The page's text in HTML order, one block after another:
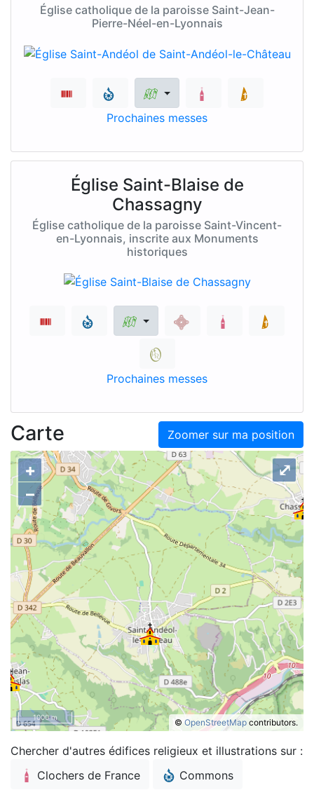
Église catholique de la paroisse Saint-Jean-
Pierre-Néel-en-Lyonnais
Prochaines messes
Église Saint-Blaise de
Chassagny
Église catholique de la paroisse Saint-Vincent-
en-Lyonnais, inscrite aux Monuments
historiques
Prochaines messes
Zoomer sur ma position
Carte
+
–
© OpenStreetMap contributors.
⤢
1000 m
Chercher d'autres édifices religieux et illustrations sur :
Clochers de France
Commons